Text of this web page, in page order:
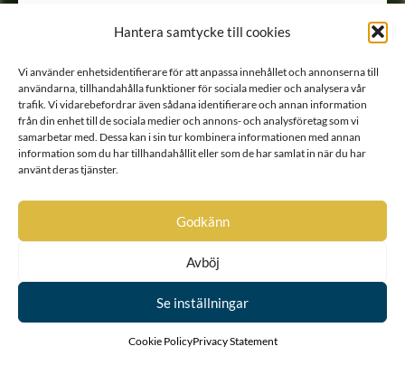
Hantera samtycke till cookies
Vi använder enhetsidentifierare för att anpassa innehållet och annonserna till
användarna, tillhandahålla funktioner för sociala medier och analysera vår
trafik. Vi vidarebefordrar även sådana identifierare och annan information
från din enhet till de sociala medier och annons- och analysföretag som vi
samarbetar med. Dessa kan i sin tur kombinera informationen med annan
information som du har tillhandahållit eller som de har samlat in när du har
använt deras tjänster.
Godkänn
Avböj
Se inställningar
Cookie PolicyPrivacy Statement
Cronström
Crusebjörn (Kruse)
Ointroducerad
von Cräutlein
Ointroducerad
von Cunitz
896
Cuypercrona
260
Dachsberg
1074
von Daden
(674 ½)
Dahlbergh
Utesluten
Dahlbergh
von Dahlen
Dahlsköld
1864
Dahlstierna
von Danckwardt
Danckwardt-Lillieström